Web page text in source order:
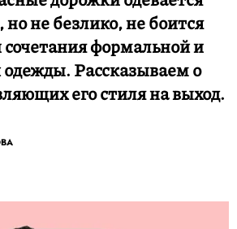
но не безлико, не боится
сочетания формальной и
Рассказываем о
его стиля на выход.